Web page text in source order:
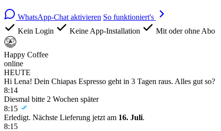
WhatsApp-Chat aktivieren So funktioniert's
Kein Login
Keine App-Installation Mit oder ohne Abo
Happy Coffee
online
HEUTE
Hi Lena! Dein Chiapas Espresso geht in 3 Tagen raus. Alles gut so?
8:14
Diesmal bitte 2 Wochen später
8:15
Erledigt. Nächste Lieferung jetzt am 16. Juli.
8:15